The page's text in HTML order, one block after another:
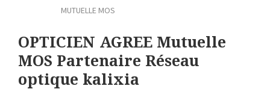
MUTUELLE MOS
OPTICIEN AGREE Mutuelle
MOS Partenaire Réseau
optique kalixia